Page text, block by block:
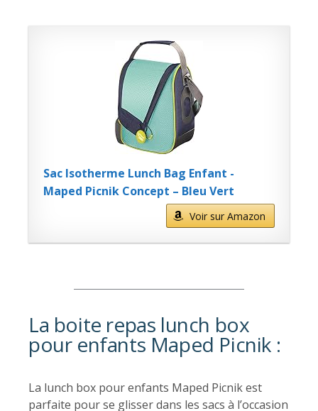
Sac Isotherme Lunch Bag Enfant -
Maped Picnik Concept – Bleu Vert
Voir sur Amazon
La boite repas lunch box
pour enfants Maped Picnik :
La lunch box pour enfants Maped Picnik est
parfaite pour se glisser dans les sacs à l’occasion